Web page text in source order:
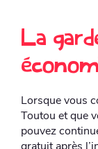
La
Lorsque vous
Toutou et que
pouvez